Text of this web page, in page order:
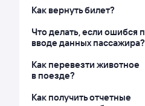
Как вернуть билет?
Что делать, если ошибся
вводе данных пассажира?
Как перевезти животное
в поезде?
Как получить отчетные